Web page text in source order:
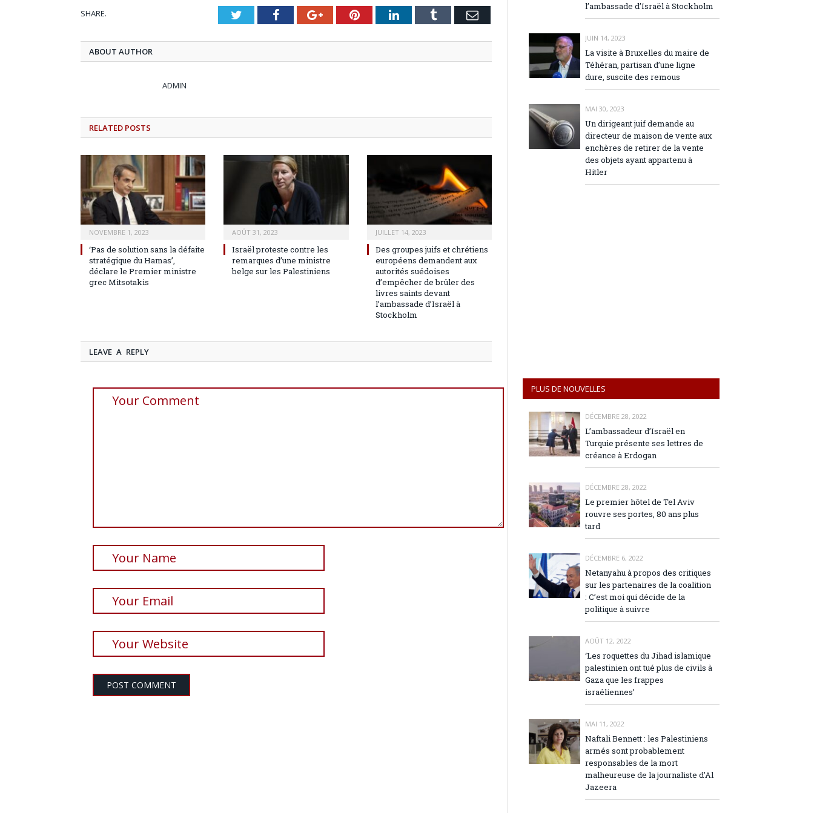
SHARE. TwitterFacebookGoogle+PinterestLinkedInTumblr Email
ABOUT AUTHOR
ADMIN
RELATED POSTS
NOVEMBRE 1, 2023
‘Pas de solution sans la défaite
stratégique du Hamas’,
déclare le Premier ministre
grec Mitsotakis
AOÛT 31, 2023
Israël proteste contre les
remarques d’une ministre
belge sur les Palestiniens
JUILLET 14, 2023
Des groupes juifs et chrétiens
européens demandent aux
autorités suédoises
d’empêcher de brûler des
livres saints devant
l’ambassade d’Israël à
Stockholm
LEAVE A REPLY
l’ambassade d’Israël à Stockholm
JUIN 14, 2023
La visite à Bruxelles du maire de
Téhéran, partisan d’une ligne
dure, suscite des remous
MAI 30, 2023
Un dirigeant juif demande au
directeur de maison de vente aux
enchères de retirer de la vente
des objets ayant appartenu à
Hitler
PLUS DE NOUVELLES
DÉCEMBRE 28, 2022
L’ambassadeur d’Israël en
Turquie présente ses lettres de
créance à Erdogan
DÉCEMBRE 28, 2022
Le premier hôtel de Tel Aviv
rouvre ses portes, 80 ans plus
tard
DÉCEMBRE 6, 2022
Netanyahu à propos des critiques
sur les partenaires de la coalition
: C’est moi qui décide de la
politique à suivre
AOÛT 12, 2022
‘Les roquettes du Jihad islamique
palestinien ont tué plus de civils à
Gaza que les frappes
israéliennes’
MAI 11, 2022
Naftali Bennett : les Palestiniens
armés sont probablement
responsables de la mort
malheureuse de la journaliste d’Al
Jazeera